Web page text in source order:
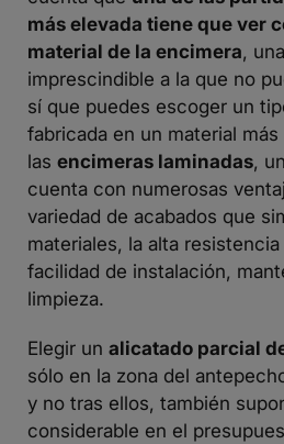
más elevada tiene que ver
material de la encimera,
imprescindible a la que no
sí que puedes escoger un
fabricada en un material
las encimeras laminadas,
cuenta con numerosas
variedad de acabados que
materiales, la alta
facilidad de instalación,
limpieza.
Elegir un alicatado parcial
sólo en la zona del
y no tras ellos, también
considerable en el